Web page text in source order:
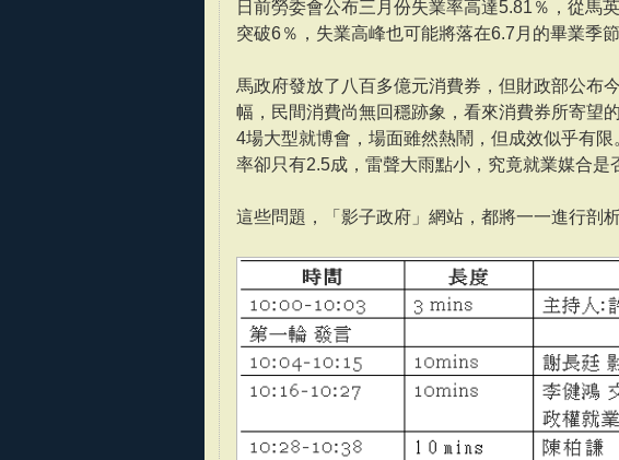
日前勞委會公布三月份失業率高達5.81％，從馬
突破6％，失業高峰也可能將落在6.7月的畢業季節
馬政府發放了八百多億元消費券，但財政部公布
幅，民間消費尚無回穩跡象，看來消費券所寄望
4場大型就博會，場面雖然熱鬧，但成效似乎有
率卻只有2.5成，雷聲大雨點小，究竟就業媒合是
這些問題，「影子政府」網站，都將一一進行剖析